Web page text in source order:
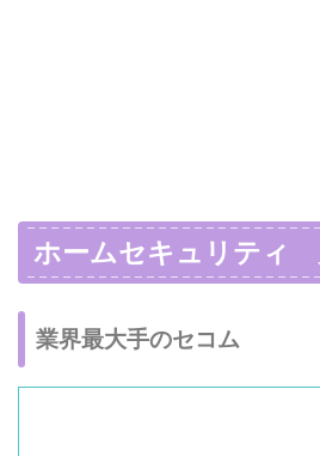
ホームセキュリティ
業界最大手のセコム